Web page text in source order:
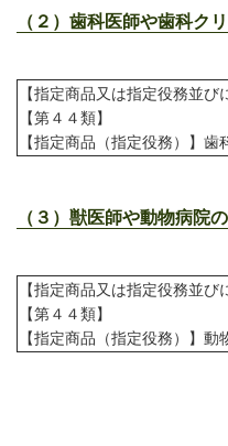
（２）歯科医師や歯科ク
【指定商品又は指定役務並び
【第４４類】
【指定商品（指定役務）】
（３）獣医師や動物病院
【指定商品又は指定役務並び
【第４４類】
【指定商品（指定役務）】動